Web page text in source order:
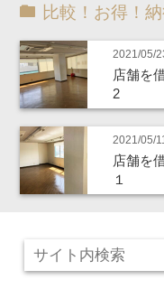
比較！お得！
2021/05/
店舗を
2
2021/05/
店舗を
１